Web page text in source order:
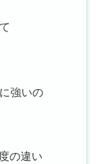
強いの
の違い